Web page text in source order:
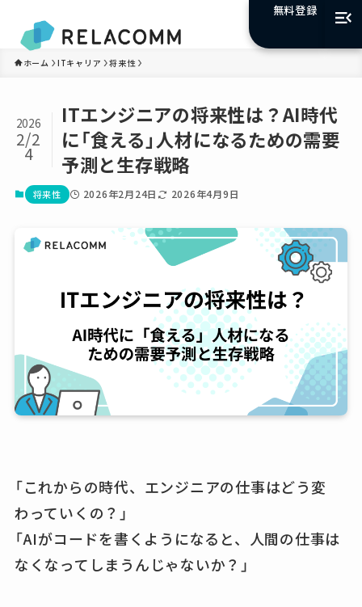
無料登録
ホーム ITキャリア 将来性
ITエンジニアの将来性は？AI時代
に「食える」人材になるための需要
予測と生存戦略
2026
2/2
4
将来性 2026年2月24日 2026年4月9日
「これからの時代、エンジニアの仕事はどう変
わっていくの？」
「AIがコードを書くようになると、人間の仕事は
なくなってしまうんじゃないか？」